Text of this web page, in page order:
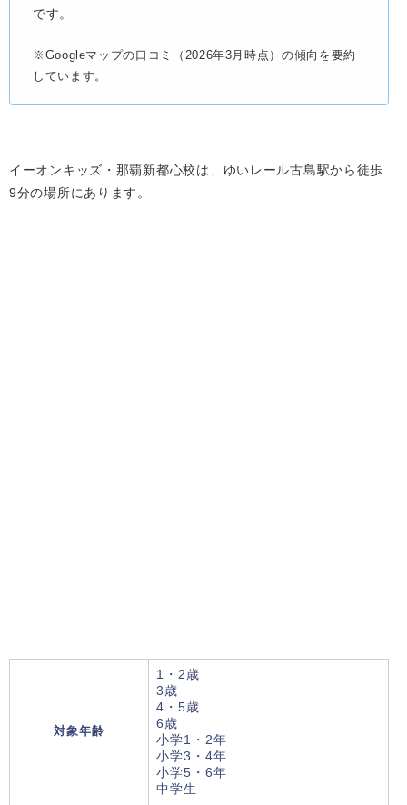
です。
※Googleマップの口コミ（2026年3月時点）の傾向を要約
しています。
イーオンキッズ・那覇新都心校は、ゆいレール古島駅から徒歩
9分の場所にあります。
対象年齢
1・2歳
3歳
4・5歳
6歳
小学1・2年
小学3・4年
小学5・6年
中学生